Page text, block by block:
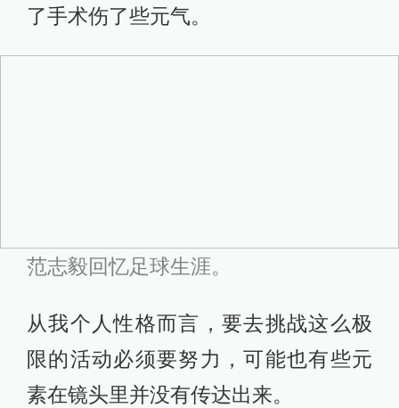
了手术伤了些元气。
范志毅回忆足球生涯。
从我个人性格而言，要去挑战这么极
限的活动必须要努力，可能也有些元
素在镜头里并没有传达出来。